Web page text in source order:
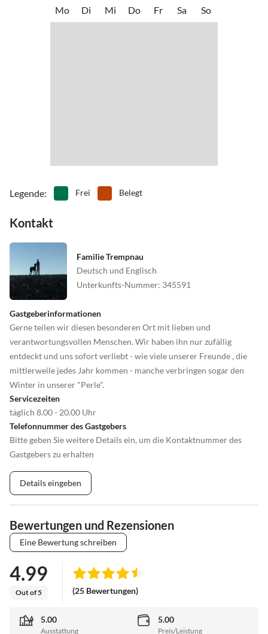
Snowboard
Tauchen
Mo
Di Mi Do Fr Sa So
Legende: Frei Belegt
Kontakt
Familie Trempnau
Deutsch und Englisch
Unterkunfts-Nummer: 345591
Gastgeberinformationen
Gerne teilen wir diesen besonderen Ort mit lieben und
verantwortungsvollen Menschen. Wir haben ihn nur zufällig
entdeckt und uns sofort verliebt - wie viele unserer Freunde , die
mittlerweile jedes Jahr kommen - manche verbringen sogar den
Winter in unserer "Perle".
Servicezeiten
täglich 8.00 - 20.00 Uhr
Telefonnummer des Gastgebers
Bitte geben Sie weitere Details ein, um die Kontaktnummer des
Gastgebers zu erhalten
Details eingeben
Bewertungen und Rezensionen
Eine Bewertung schreiben
4.99
Out of 5 (25 Bewertungen)
5.00
Ausstattung
5.00
Preis/Leistung